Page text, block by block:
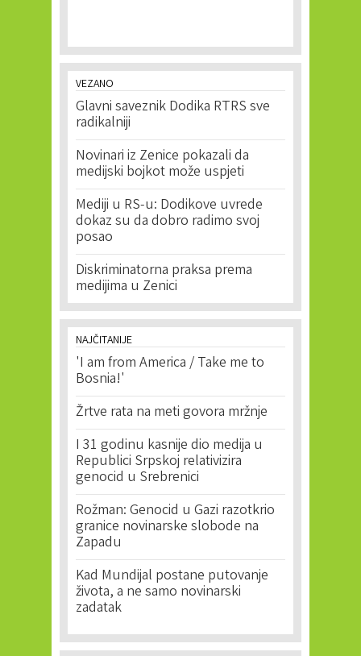
VEZANO
Glavni saveznik Dodika RTRS sve
radikalniji
Novinari iz Zenice pokazali da
medijski bojkot može uspjeti
Mediji u RS-u: Dodikove uvrede
dokaz su da dobro radimo svoj
posao
Diskriminatorna praksa prema
medijima u Zenici
NAJČITANIJE
'I am from America / Take me to
Bosnia!'
Žrtve rata na meti govora mržnje
I 31 godinu kasnije dio medija u
Republici Srpskoj relativizira
genocid u Srebrenici
Rožman: Genocid u Gazi razotkrio
granice novinarske slobode na
Zapadu
Kad Mundijal postane putovanje
života, a ne samo novinarski
zadatak